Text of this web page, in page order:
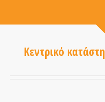
Κεντρικό